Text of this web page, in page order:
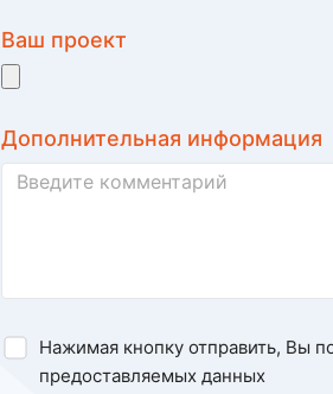
Ваш проект
Дополнительная информация
Нажимая кнопку отправить, Вы
предоставляемых данных